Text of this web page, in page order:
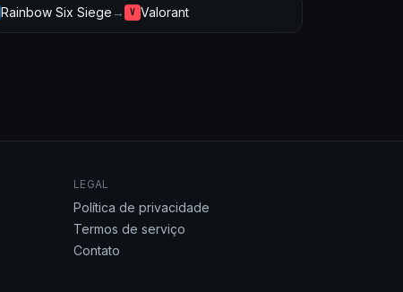
Rainbow Six Siege → V Valorant
LEGAL
Política de privacidade
Termos de serviço
Contato